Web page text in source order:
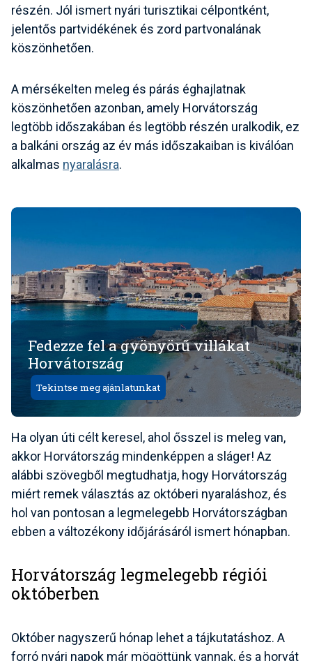
részén. Jól ismert nyári turisztikai célpontként,
jelentős partvidékének és zord partvonalának
köszönhetően.
A mérsékelten meleg és párás éghajlatnak
köszönhetően azonban, amely Horvátország
legtöbb időszakában és legtöbb részén uralkodik, ez
a balkáni ország az év más időszakaiban is kiválóan
alkalmas nyaralásra.
Fedezze fel a gyönyörű villákat
Horvátország
Tekintse meg ajánlatunkat
Ha olyan úti célt keresel, ahol ősszel is meleg van,
akkor Horvátország mindenképpen a sláger! Az
alábbi szövegből megtudhatja, hogy Horvátország
miért remek választás az októberi nyaraláshoz, és
hol van pontosan a legmelegebb Horvátországban
ebben a változékony időjárásáról ismert hónapban.
Horvátország legmelegebb régiói
októberben
Október nagyszerű hónap lehet a tájkutatáshoz. A
forró nyári napok már mögöttünk vannak, és a horvát